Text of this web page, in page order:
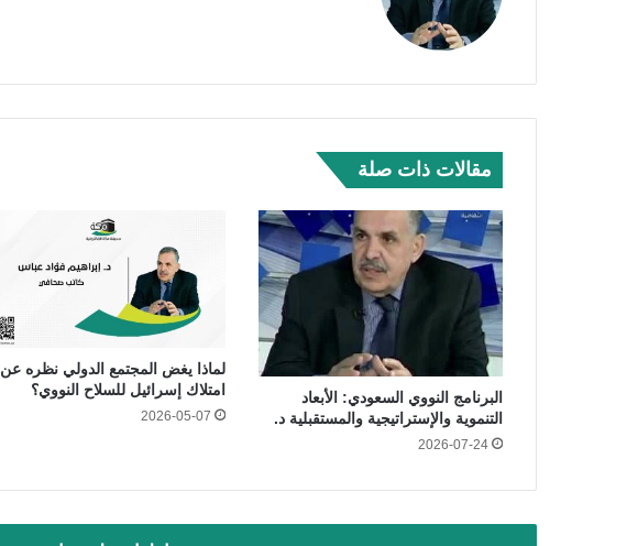
مقالات ذات صلة
البرنامج النووي السعودي: الأبعاد
التنموية والإستراتيجية والمستقبلية د.
2026-07-24
لماذا يغض المجتمع الدولي نظره عن
امتلاك إسرائيل للسلاح النووي؟
2026-05-07